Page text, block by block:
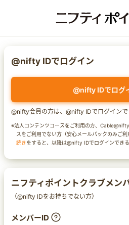
@nifty IDでログイン
@nifty IDでログ
@nifty会員の方は、@nifty IDでログインで
※法人コンテンツコースをご利用の方、
スをご利用でない方（安心メールパックのみご利
続きをすると、以降は@nifty IDでログインできる
ニフティポイントクラブメン
（@nifty IDをお持ちでない方）
メンバーID